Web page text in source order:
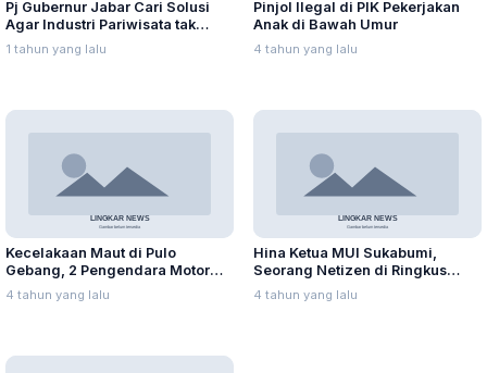
Pj Gubernur Jabar Cari Solusi
Agar Industri Pariwisata tak
Terdampak Akibat Efisiensi
Anggaran
1 tahun yang lalu
Pinjol Ilegal di PIK Pekerjakan
Anak di Bawah Umur
4 tahun yang lalu
Kecelakaan Maut di Pulo
Gebang, 2 Pengendara Motor
Tewas
4 tahun yang lalu
Hina Ketua MUI Sukabumi,
Seorang Netizen di Ringkus
Polisi
4 tahun yang lalu